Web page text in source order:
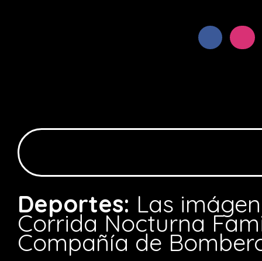
Deportes: Las
Corrida Nocturna
Compañía de